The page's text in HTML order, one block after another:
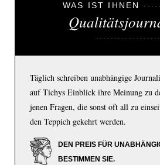
WAS IST IHNEN
Täglich schreiben unabhängige
auf Tichys Einblick ihre Meinung zu
jenen Fragen, die sonst oft all zu
den Teppich gekehrt werden.
DEN PREIS FÜR
BESTIMMEN SIE.